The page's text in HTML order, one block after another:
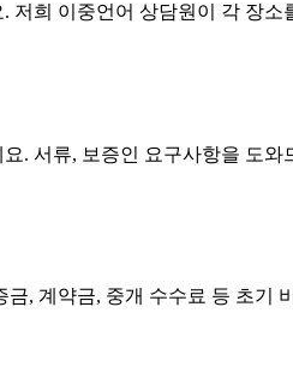
저희 이중언어 상담원이 각 장
. 서류, 보증인 요구사항을 도
, 계약금, 중개 수수료 등 초기